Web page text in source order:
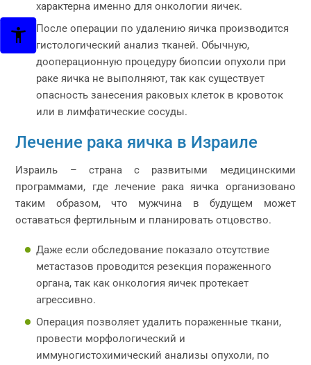
характерна именно для онкологии яичек.
После операции по удалению яичка производится
гистологический анализ тканей. Обычную,
дооперационную процедуру биопсии опухоли при
раке яичка не выполняют, так как существует
опасность занесения раковых клеток в кровоток
или в лимфатические сосуды.
Лечение рака яичка в Израиле
Израиль – страна с развитыми медицинскими
программами, где лечение рака яичка организовано
таким образом, что мужчина в будущем может
оставаться фертильным и планировать отцовство.
Даже если обследование показало отсутствие
метастазов проводится резекция пораженного
органа, так как онкология яичек протекает
агрессивно.
Операция позволяет удалить пораженные ткани,
провести морфологический и
иммуногистохимический анализы опухоли, по